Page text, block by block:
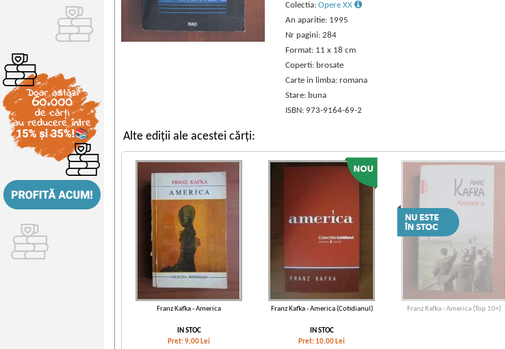
Colectia: Opere XX
An aparitie: 1995
Nr pagini: 284
Format: 11 x 18 cm
Coperti: brosate
Carte in limba: romana
Stare: buna
ISBN: 973-9164-69-2
Alte ediții ale acestei cărți:
Franz Kafka - America
IN STOC
Pret:9,00 Lei
Franz Kafka - America (Cotidianul)
IN STOC
Pret: 10,00 Lei
Franz Kafka - America (Top 10+)